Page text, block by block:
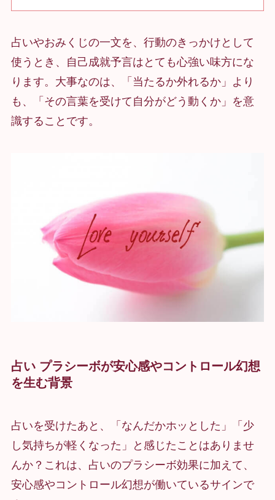
占いやおみくじの一文を、行動のきっかけとして
使うとき、自己成就予言はとても心強い味方にな
ります。大事なのは、「当たるか外れるか」より
も、「その言葉を受けて自分がどう動くか」を意
識することです。
占い プラシーボが安心感やコントロール幻想
を生む背景
占いを受けたあと、「なんだかホッとした」「少
し気持ちが軽くなった」と感じたことはありませ
んか？これは、占いのプラシーボ効果に加えて、
安心感やコントロール幻想が働いているサインで